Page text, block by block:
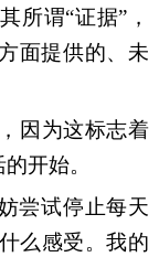
其所谓“证据”，
面提供的、未
因为这标志着
开始。
尝试停止每天
么感受。我的